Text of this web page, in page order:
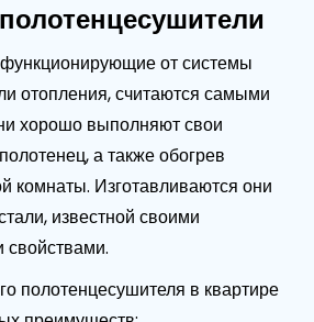
от системы
отопления, считаются самыми
хорошо выполняют свои
а также обогрев
комнаты. Изготавливаются они
известной своими
полотенцесушителя в квартире